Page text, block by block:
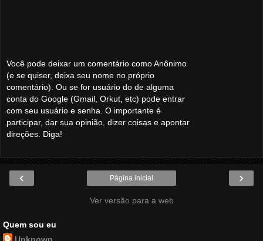
Você pode deixar um comentário como Anônimo
(e se quiser, deixa seu nome no próprio
comentário). Ou se for usuário do de alguma
conta do Google (Gmail, Orkut, etc) pode entrar
com seu usuário e senha. O importante é
participar, dar sua opinião, dizer coisas e apontar
direções. Diga!
‹ ›
Página inicial
Ver versão para a web
Quem sou eu
Unknown